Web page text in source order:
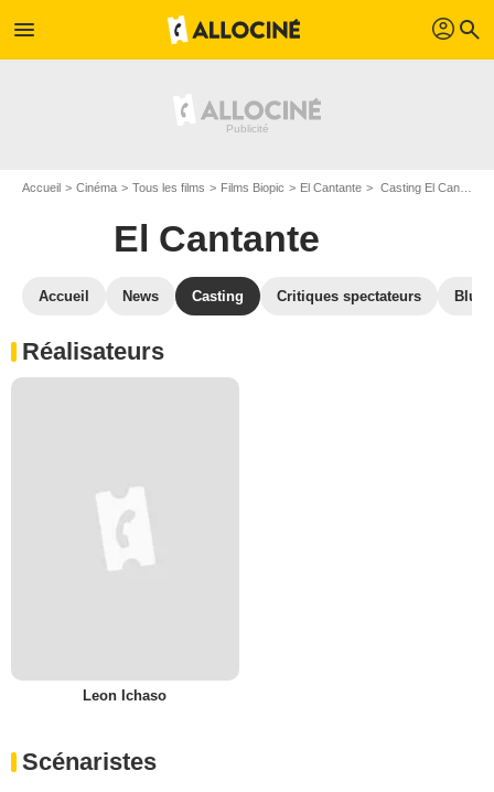
menu profil search
Accueil Cinéma Tous les films Films Biopic El Cantante Casting El Cantante
El Cantante
Accueil News Casting Critiques spectateurs Blu-
Réalisateurs
Leon Ichaso
Scénaristes